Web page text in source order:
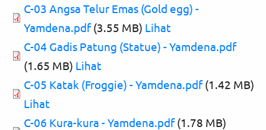
C-03 Angsa Telur Emas (Gold egg) -
Yamdena.pdf(3.55 MB) Lihat
C-04 Gadis Patung (Statue) - Yamdena.pdf
(1.65 MB) Lihat
C-05 Katak (Froggie) - Yamdena.pdf(1.42 MB)
Lihat
C-06 Kura-kura - Yamdena.pdf(1.78 MB)